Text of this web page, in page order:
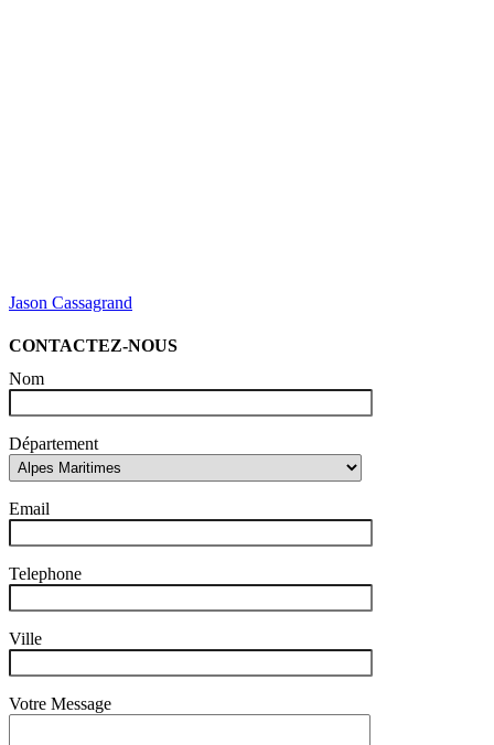
Jason Cassagrand
CONTACTEZ-NOUS
Nom
Département
Email
Telephone
Ville
Votre Message